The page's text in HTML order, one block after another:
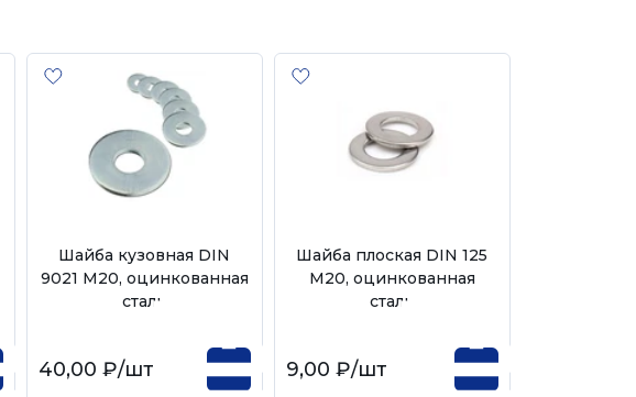
Шайба кузовная DIN
9021 М20, оцинкованная
сталь
40,00 ₽/шт
Шайба плоская DIN 125
М20, оцинкованная
сталь
9,00 ₽/шт